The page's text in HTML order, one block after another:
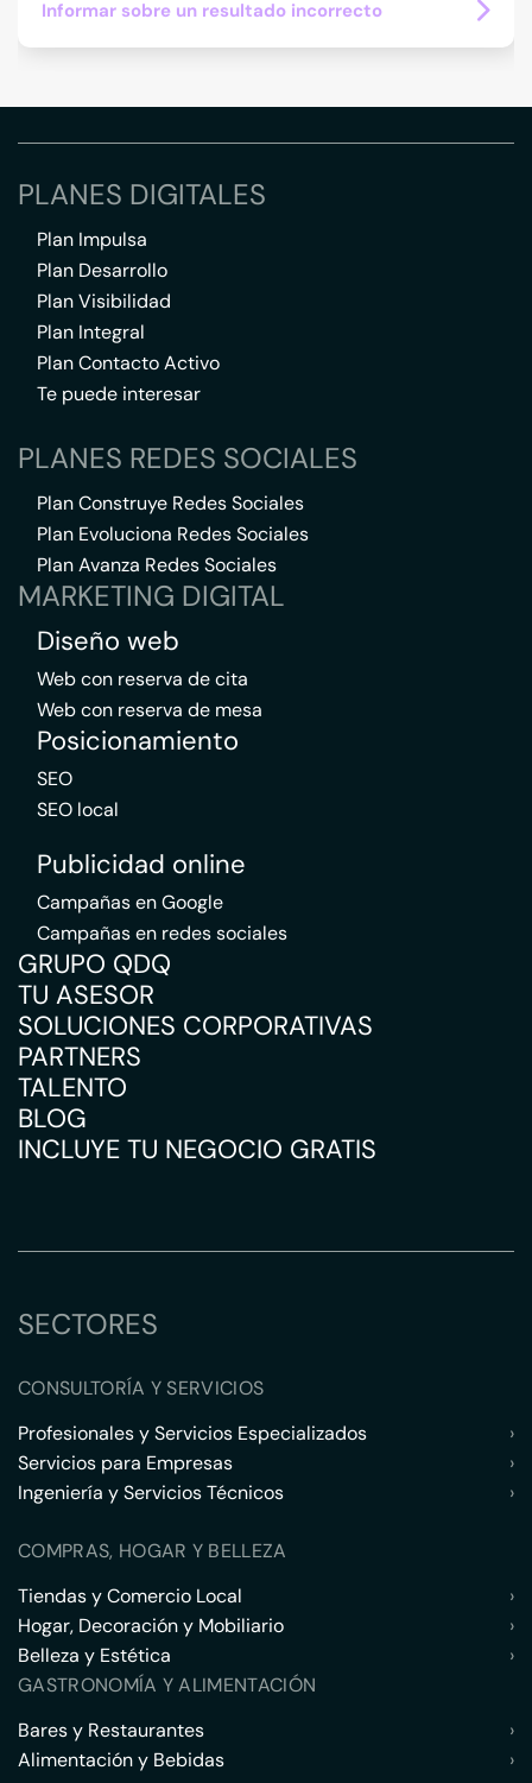
Informar sobre un resultado incorrecto
PLANES DIGITALES
Plan Impulsa
Plan Desarrollo
Plan Visibilidad
Plan Integral
Plan Contacto Activo
Te puede interesar
PLANES REDES SOCIALES
Plan Construye Redes Sociales
Plan Evoluciona Redes Sociales
Plan Avanza Redes Sociales
MARKETING DIGITAL
Diseño web
Web con reserva de cita
Web con reserva de mesa
Posicionamiento
SEO
SEO local
Publicidad online
Campañas en Google
Campañas en redes sociales
GRUPO QDQ
TU ASESOR
SOLUCIONES CORPORATIVAS
PARTNERS
TALENTO
BLOG
INCLUYE TU NEGOCIO GRATIS
SECTORES
CONSULTORÍA Y SERVICIOS
Profesionales y Servicios Especializados
›
Servicios para Empresas
›
Ingeniería y Servicios Técnicos
›
COMPRAS, HOGAR Y BELLEZA
Tiendas y Comercio Local
›
Hogar, Decoración y Mobiliario
›
Belleza y Estética
›
GASTRONOMÍA Y ALIMENTACIÓN
Bares y Restaurantes
›
Alimentación y Bebidas
›